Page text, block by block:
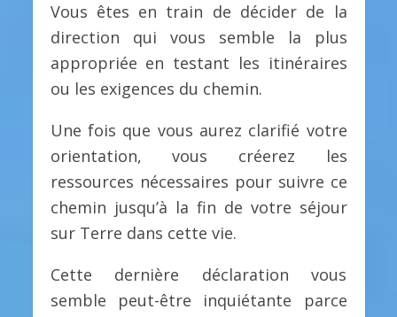
Vous êtes en train de décider de la
direction qui vous semble la plus
appropriée en testant les itinéraires
ou les exigences du chemin.
Une fois que vous aurez clarifié votre
orientation, vous créerez les
ressources nécessaires pour suivre ce
chemin jusqu’à la fin de votre séjour
sur Terre dans cette vie.
Cette dernière déclaration vous
semble peut-être inquiétante parce